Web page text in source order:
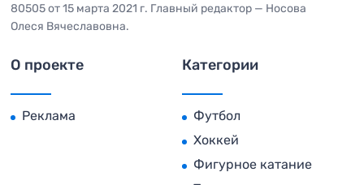
80505 от 15 марта 2021 г. Главный редактор — Носова
Олеся Вячеславовна.
О проекте
Реклама
Категории
Футбол
Хоккей
Фигурное катание